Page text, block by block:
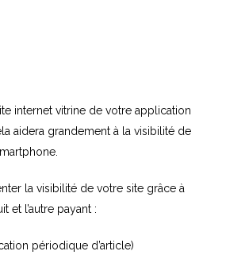
internet vitrine de votre application
aidera grandement à la visibilité de
la visibilité de votre site grâce à
et l’autre payant :
périodique d’article)